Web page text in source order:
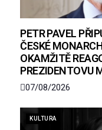
PETR PAVEL
ČESKÉ
OKAMŽITĚ
PREZIDENTOVU
07/08/2026
KULTURA